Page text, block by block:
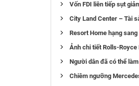
Vốn FDI liên tiếp sụt
City Land Center – Tài
Resort Home hạng
Ảnh chi tiết Rolls-
Người dân đã có thể
Chiêm ngưỡng